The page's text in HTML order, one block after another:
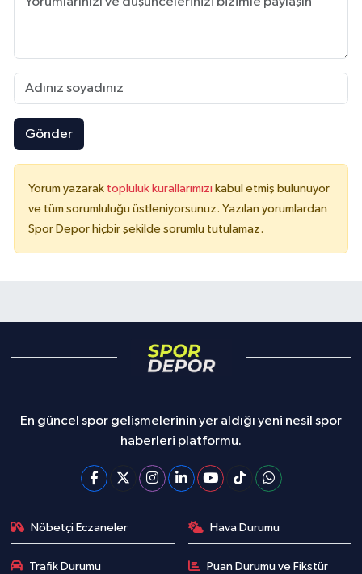
Gönder
Yorum yazarak topluluk kurallarımızı kabul etmiş bulunuyor
ve tüm sorumluluğu üstleniyorsunuz. Yazılan yorumlardan
Spor Depor hiçbir şekilde sorumlu tutulamaz.
En güncel spor gelişmelerinin yer aldığı yeni nesil spor
haberleri platformu.
Nöbetçi Eczaneler Hava Durumu
Trafik Durumu Puan Durumu ve Fikstür